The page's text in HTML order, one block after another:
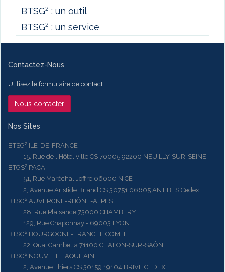
BTSG² : un outil
BTSG² : un service
Contactez-Nous
Utilisez le formulaire de contact
Nous contacter
Nos Sites
BTSG² ILE-DE-FRANCE
15, Rue de l'Hôtel ville CS 70005 92200 NEUILLY-SUR-SEINE
BTGS² PACA
51, Rue Maréchal Joffre 06000 NICE
2, Avenue Aristide Briand CS 30751 06605 ANTIBES Cedex
BTSG² AUVERGNE-RHÔNE-ALPES
28, Rue Plaisance 73000 CHAMBERY
129, Rue Chaponnay - 69003 LYON
BTSG² BOURGOGNE-FRANCHE COMTE
22, Quai Gambetta 71100 CHALON-SUR-SAÔNE
BTSG² NOUVELLE AQUITAINE
2, Avenue Thiers CS 30159 19104 BRIVE CEDEX